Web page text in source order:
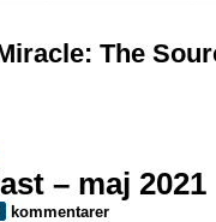
The
– maj 2021
kommentarer